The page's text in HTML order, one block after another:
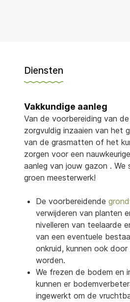
Diensten
Vakkundige aanleg
Van de voorbereiding van
zorgvuldig inzaaien van het
van de grasmatten of het
zorgen voor een
aanleg van jouw gazon . We
groen meesterwerk!
De voorbereidende
verwijderen van planten
nivelleren van teelaarde
van een eventuele
onkruid, kunnen ook
worden.
We frezen de bodem en
kunnen er
ingewerkt om de